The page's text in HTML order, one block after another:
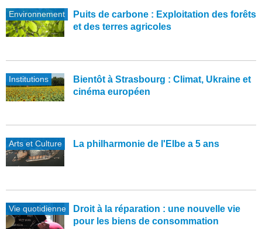
Environnement
Puits de carbone : Exploitation des forêts
et des terres agricoles
Institutions
Bientôt à Strasbourg : Climat, Ukraine et
cinéma européen
Arts et Culture La philharmonie de l'Elbe a 5 ans
Vie quotidienne
Droit à la réparation : une nouvelle vie
pour les biens de consommation